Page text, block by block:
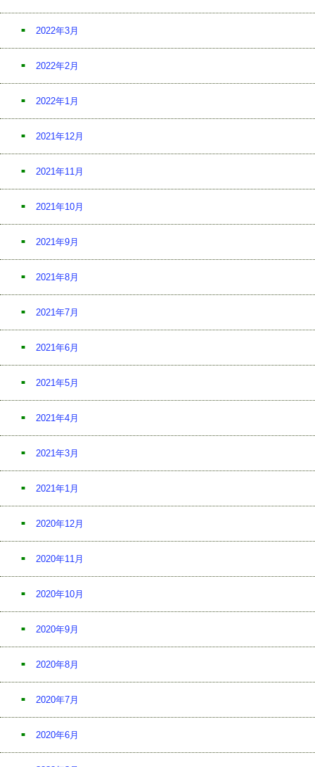
2022年3月
2022年2月
2022年1月
2021年12月
2021年11月
2021年10月
2021年9月
2021年8月
2021年7月
2021年6月
2021年5月
2021年4月
2021年3月
2021年1月
2020年12月
2020年11月
2020年10月
2020年9月
2020年8月
2020年7月
2020年6月